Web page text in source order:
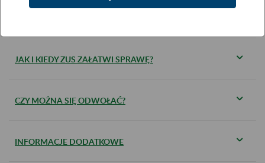
JAK I KIEDY ZUS ZAŁATWI SPRAWĘ?
CZY MOŻNA SIĘ ODWOŁAĆ?
INFORMACJE DODATKOWE